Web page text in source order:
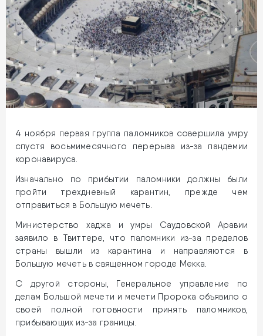
4 ноября первая группа паломников совершила умру
спустя восьмимесячного перерыва из-за пандемии
коронавируса.
Изначально по прибытии паломники должны были
пройти трехдневный карантин, прежде чем
отправиться в Большую мечеть.
Министерство хаджа и умры Саудовской Аравии
заявило в Твиттере, что паломники из-за пределов
страны вышли из карантина и направляются в
Большую мечеть в священном городе Мекка.
С другой стороны, Генеральное управление по
делам Большой мечети и мечети Пророка объявило о
своей полной готовности принять паломников,
прибывающих из-за границы.